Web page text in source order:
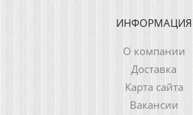
ИНФОРМАЦИЯ
О компании
Доставка
Карта сайта
Вакансии